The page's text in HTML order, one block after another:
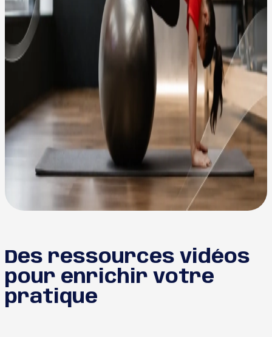
Des ressources vidéos
pour enrichir votre
pratique